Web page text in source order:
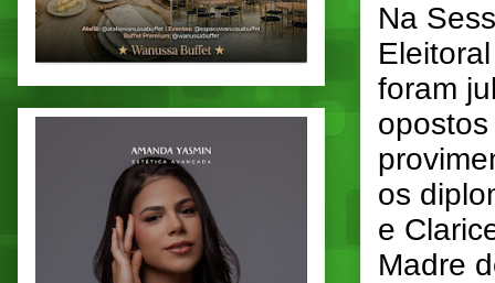
Na
foram
os
e
Madre